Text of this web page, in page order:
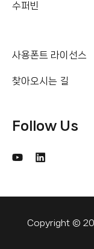
수퍼빈
사용폰트 라이선스
찾아오시는 길
Follow Us
Copyright ©